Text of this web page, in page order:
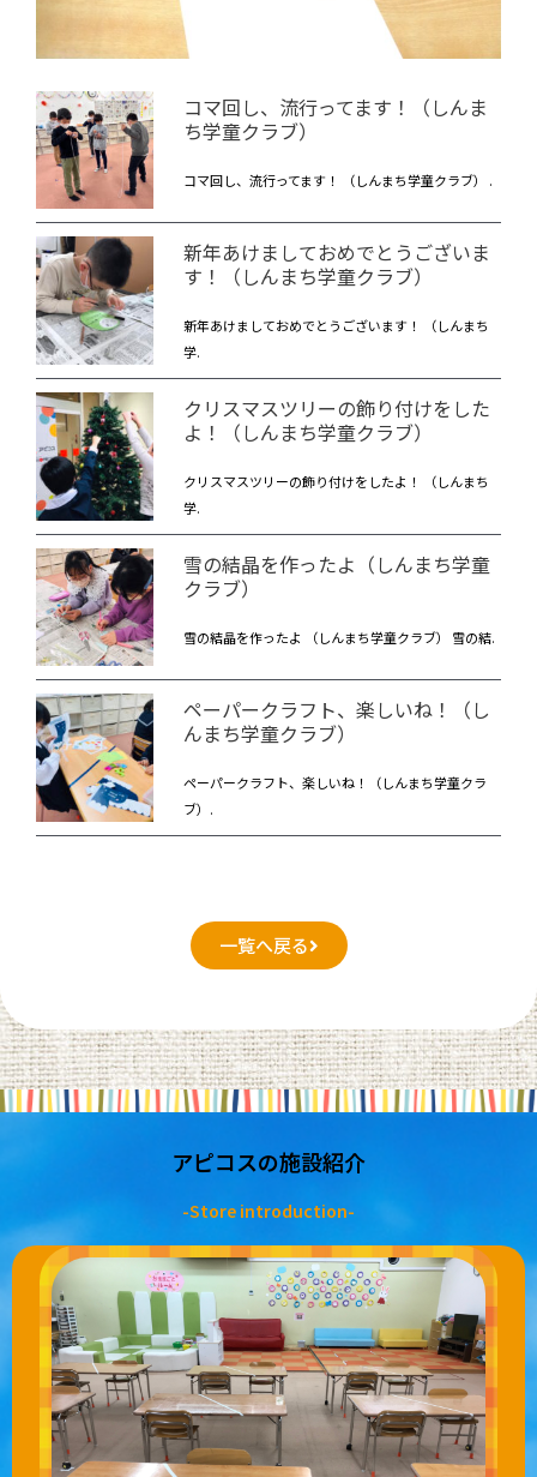
コマ回し、流行ってます！（しんま
ち学童クラブ）
コマ回し、流行ってます！ （しんまち学童クラブ） .
新年あけましておめでとうございま
す！（しんまち学童クラブ）
新年あけましておめでとうございます！ （しんまち
学.
クリスマスツリーの飾り付けをした
よ！（しんまち学童クラブ）
クリスマスツリーの飾り付けをしたよ！ （しんまち
学.
雪の結晶を作ったよ（しんまち学童
クラブ）
雪の結晶を作ったよ （しんまち学童クラブ） 雪の結.
ペーパークラフト、楽しいね！（し
んまち学童クラブ）
ペーパークラフト、楽しいね！（しんまち学童クラ
ブ）.
一覧へ戻る
アピコスの施設紹介
-Store introduction-